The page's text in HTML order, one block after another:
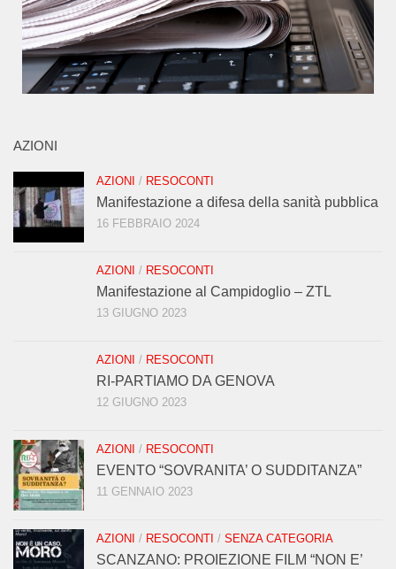
AZIONI
AZIONI / RESOCONTI
Manifestazione a difesa della sanità pubblica
16 FEBBRAIO 2024
AZIONI / RESOCONTI
Manifestazione al Campidoglio – ZTL
13 GIUGNO 2023
AZIONI / RESOCONTI
RI-PARTIAMO DA GENOVA
12 GIUGNO 2023
AZIONI / RESOCONTI
EVENTO “SOVRANITA’ O SUDDITANZA”
11 GENNAIO 2023
AZIONI / RESOCONTI / SENZA CATEGORIA
SCANZANO: PROIEZIONE FILM “NON E’